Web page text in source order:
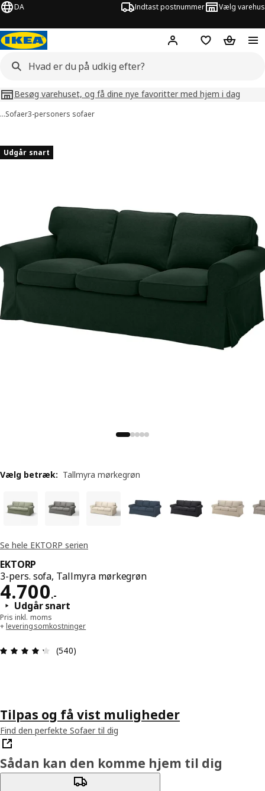
DA Indtast postnummer Vælg varehus
Hej! Log ind her
Huskeliste
Kurv
Besøg varehuset, og få dine nye favoritter med hjem i dag
…Sofaer3-personers sofaer
over
Udgår snart
Se hele EKTORP serien
EKTORP
3-pers. sofa, Tallmyra mørkegrøn
4.700.-
Pris 4700.-
Udgår snart
Pris inkl. moms
+leveringsomkostninger
Anmeldelse: 4.3 Ud af 5 Stjerner. Anmeldelser i
(540)
Vælg betræk: Tallmyra mørkegrøn
Tilpas og få vist muligheder
Find den perfekte Sofaer til dig
Sådan kan den komme hjem til dig